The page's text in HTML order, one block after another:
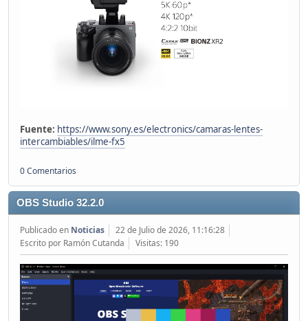
Fuente: https://www.sony.es/electronics/camaras-lentes-
intercambiables/ilme-fx5
0 Comentarios
OBS Studio 32.2.0
Publicado en Noticias
22 de Julio de 2026, 11:16:28
Escrito por Ramón Cutanda
Visitas: 190